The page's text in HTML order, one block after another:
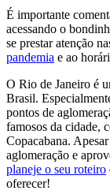
É importante
acessando o
se prestar atenção
pandemia e ao
O Rio de Janeiro é
Brasil.
pontos de
famosos da cidade,
Copacabana.
aglomeração e
planeje o seu roteiro
oferecer!